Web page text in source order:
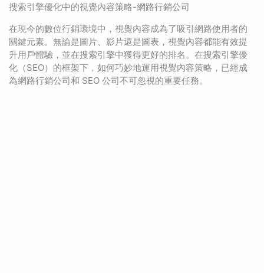
搜索引擎優化中的視覺內容策略-網路行銷公司
在現今的數位行銷環境中，視覺內容成為了吸引網路使用者的
關鍵元素。無論是圖片、影片還是圖表，視覺內容都能有效提
升用戶體驗，並在搜索引擎中獲得更好的排名。在搜索引擎優
化（SEO）的框架下，如何巧妙地運用視覺內容策略，已經成
為網路行銷公司和 SEO 公司不可忽視的重要任務。